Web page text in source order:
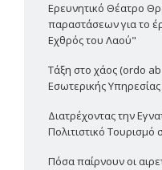
Ερευνητικό Θέατρο
παραστάσεων για το
Εχθρός του Λαού"
Τάξη στο χάος (ordo
Εσωτερικής
Διατρέχοντας την
Πολιτιστικό
Πόσα παίρνουν οι